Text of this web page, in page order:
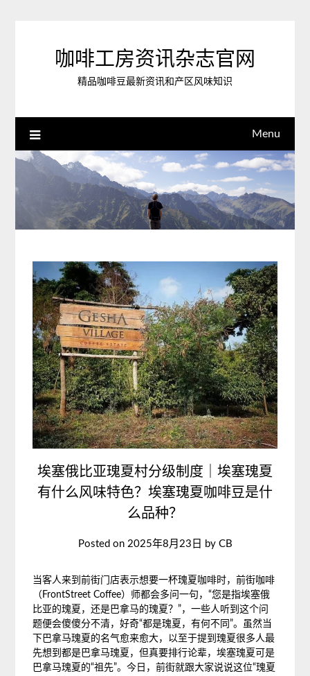
咖啡工房资讯杂志官网
精品咖啡豆最新资讯和产区风味知识
Menu
埃塞俄比亚瑰夏村分级制度｜埃塞瑰夏
有什么风味特色？埃塞瑰夏咖啡豆是什
么品种？
Posted on 2025年8月23日 by CB
当客人来到前街门店表示想要一杯瑰夏咖啡时，前街咖啡
（FrontStreet Coffee）师都会多问一句，“您是指埃塞俄
比亚的瑰夏，还是巴拿马的瑰夏？”，一些人听到这个问
题便会傻傻分不清，好奇“都是瑰夏，有何不同”。虽然当
下巴拿马瑰夏的名气愈来愈大，以至于提到瑰夏很多人最
先想到都是巴拿马瑰夏，但真要排行论辈，埃塞瑰夏可是
巴拿马瑰夏的“祖先”。今日，前街就跟大家说说这位“瑰夏